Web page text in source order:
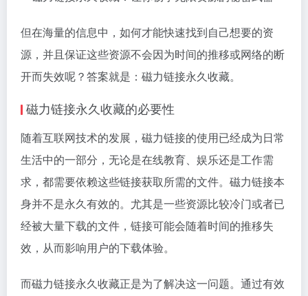
但在海量的信息中，如何才能快速找到自己想要的资
源，并且保证这些资源不会因为时间的推移或网络的断
开而失效呢？答案就是：磁力链接永久收藏。
磁力链接永久收藏的必要性
随着互联网技术的发展，磁力链接的使用已经成为日常
生活中的一部分，无论是在线教育、娱乐还是工作需
求，都需要依赖这些链接获取所需的文件。磁力链接本
身并不是永久有效的。尤其是一些资源比较冷门或者已
经被大量下载的文件，链接可能会随着时间的推移失
效，从而影响用户的下载体验。
而磁力链接永久收藏正是为了解决这一问题。通过有效